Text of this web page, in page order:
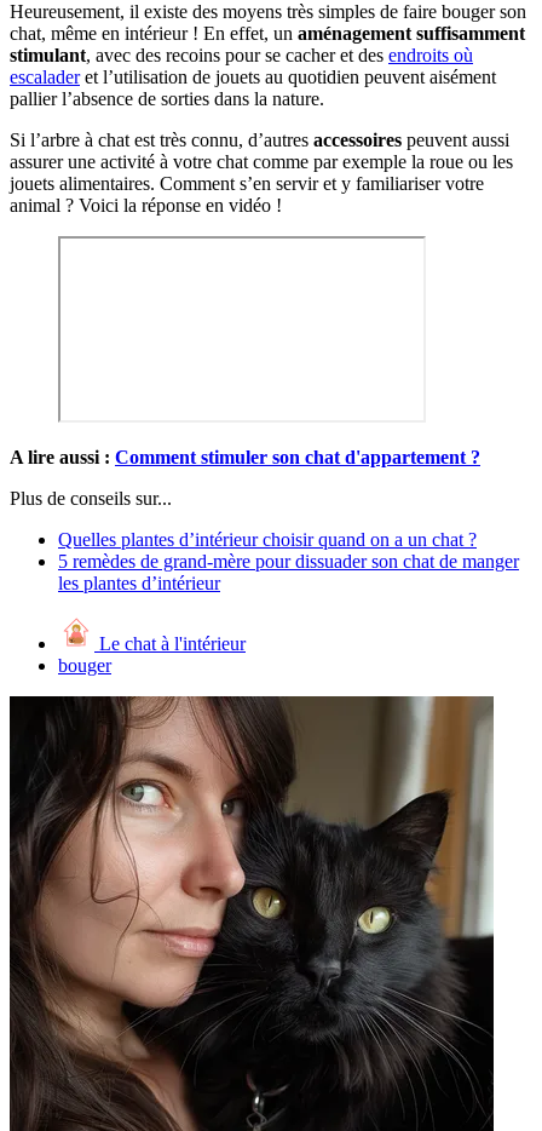
Heureusement, il existe des moyens très simples de faire bouger son
chat, même en intérieur ! En effet, un aménagement suffisamment
stimulant, avec des recoins pour se cacher et des endroits où
escaladeret l’utilisation de jouets au quotidien peuvent aisément
pallier l’absence de sorties dans la nature.
Si l’arbre à chat est très connu, d’autres accessoires peuvent aussi
assurer une activité à votre chat comme par exemple la roue ou les
jouets alimentaires. Comment s’en servir et y familiariser votre
animal ? Voici la réponse en vidéo !
A lire aussi : Comment stimuler son chat d'appartement ?
Plus de conseils sur...
Quelles plantes d’intérieur choisir quand on a un chat ?
5 remèdes de grand-mère pour dissuader son chat de manger
les plantes d’intérieur
Le chat à l'intérieur
bouger